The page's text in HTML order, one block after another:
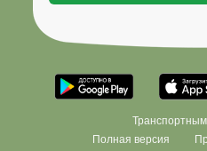
Полная версия